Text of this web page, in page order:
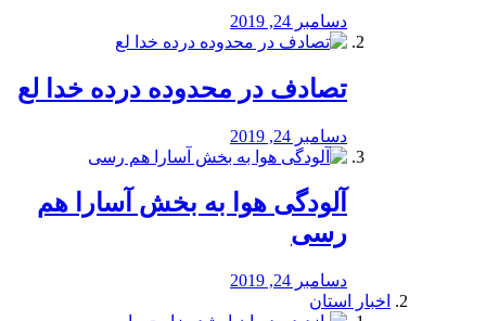
دسامبر 24, 2019
تصادف در محدوده درده خدا لع
دسامبر 24, 2019
آلودگی هوا به بخش آسارا هم
رسی
دسامبر 24, 2019
اخبار استان